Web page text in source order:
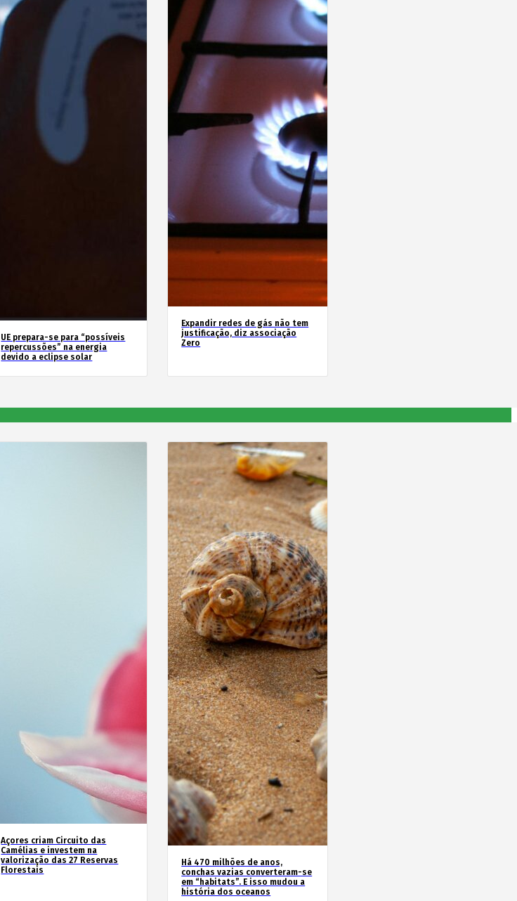
UE prepara-se para “possíveis
repercussões” na energia
devido a eclipse solar
Expandir redes de gás não tem
justificação, diz associação
Zero
Açores criam Circuito das
Camélias e investem na
valorização das 27 Reservas
Florestais
Há 470 milhões de anos,
conchas vazias converteram-se
em “habitats”. E isso mudou a
história dos oceanos